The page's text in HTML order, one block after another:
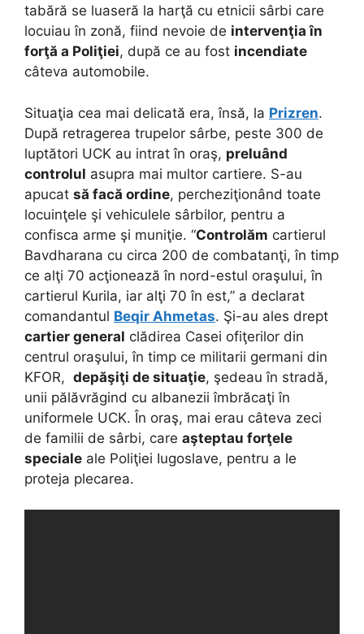
tabără se luaseră la harţă cu etnicii sârbi care
locuiau în zonă, fiind nevoie de intervenţia în
forţă a Poliţiei, după ce au fost incendiate
câteva automobile.
Situaţia cea mai delicată era, însă, la Prizren.
După retragerea trupelor sârbe, peste 300 de
luptători UCK au intrat în oraş, preluând
controlul asupra mai multor cartiere. S-au
apucat să facă ordine, percheziţionând toate
locuinţele şi vehiculele sârbilor, pentru a
confisca arme şi muniţie. “Controlăm cartierul
Bavdharana cu circa 200 de combatanţi, în timp
ce alţi 70 acţionează în nord-estul oraşului, în
cartierul Kurila, iar alţi 70 în est,” a declarat
comandantul Beqir Ahmetas. Şi-au ales drept
cartier general clădirea Casei ofiţerilor din
centrul oraşului, în timp ce militarii germani din
KFOR, depăşiţi de situaţie, şedeau în stradă,
unii pălăvrăgind cu albanezii îmbrăcaţi în
uniformele UCK. În oraş, mai erau câteva zeci
de familii de sârbi, care aşteptau forţele
speciale ale Poliţiei Iugoslave, pentru a le
proteja plecarea.